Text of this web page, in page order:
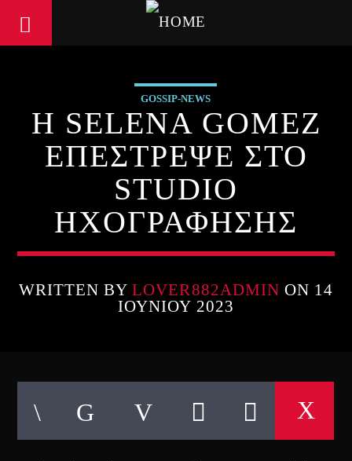
GOSSIP-NEWS
Η SELENA GOMEZ
ΕΠΕΣΤΡΕΨΕ ΣΤΟ
STUDIO
ΗΧΟΓΡΑΦΗΣΗΣ
WRITTEN BYLOVER882ADMIN ON 14
ΙΟΥΝΊΟΥ 2023